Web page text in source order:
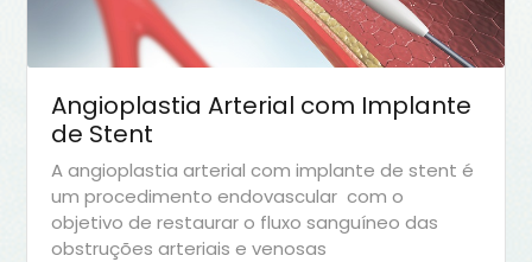
Angioplastia Arterial com Implante
de Stent
A angioplastia arterial com implante de stent é
um procedimento endovascular com o
objetivo de restaurar o fluxo sanguíneo das
obstruções arteriais e venosas